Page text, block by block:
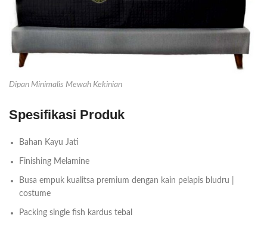
Dipan Minimalis Mewah Kekinian
Spesifikasi Produk
Bahan Kayu Jati
Finishing Melamine
Busa empuk kualitsa premium dengan kain pelapis bludru |
costume
Packing single fish kardus tebal